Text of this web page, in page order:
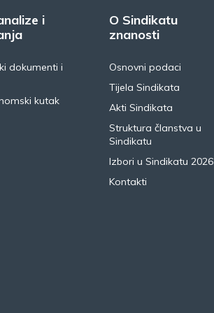
i
dokumenti i
kutak
O Sindikatu
znanosti
Osnovni podaci
Tijela Sindikata
Akti Sindikata
Struktura članstva u
Sindikatu
Izbori u Sindikatu 2026
Kontakti